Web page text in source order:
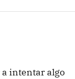
intentar algo